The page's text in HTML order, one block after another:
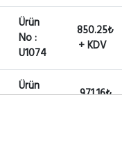
Ürün
No :
U1074
850.25₺
+ KDV
Ürün
971.16₺